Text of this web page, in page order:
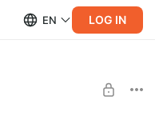
EN LOG IN